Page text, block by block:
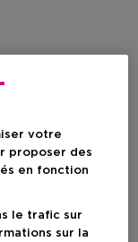
votre
proposer des
en fonction
le trafic sur
sur la